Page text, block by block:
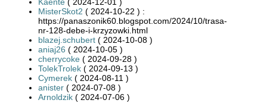
MisterSkot2 ( 2024-10-22 ) :
https://panaszonik60.blogspot.com/2024/10/trasa-
nr-128-debe-i-krzyzowki.html
blazej.schubert ( 2024-10-08 )
aniaj26 ( 2024-10-05 )
cherrycoke ( 2024-09-28 )
TolekTrolek ( 2024-09-13 )
Cymerek ( 2024-08-11 )
anister ( 2024-07-08 )
Arnoldzik ( 2024-07-06 )